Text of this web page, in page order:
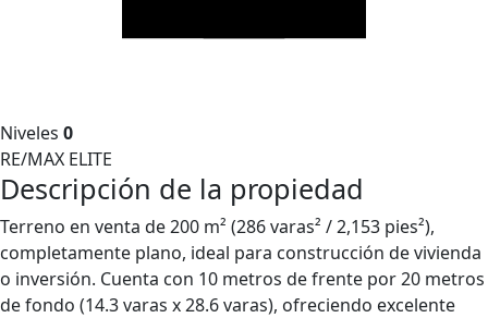
Niveles 0
RE/MAX ELITE
Descripción de la propiedad
Terreno en venta de 200 m² (286 varas² / 2,153 pies²),
completamente plano, ideal para construcción de vivienda
o inversión. Cuenta con 10 metros de frente por 20 metros
de fondo (14.3 varas x 28.6 varas), ofreciendo excelente